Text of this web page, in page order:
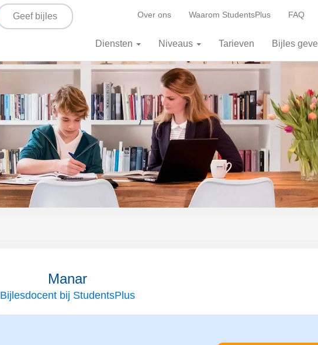
Geef bijles Over ons Waarom StudentsPlus FAQ
Diensten Niveaus Tarieven Bijles
Manar
Bijlesdocent bij StudentsPlus